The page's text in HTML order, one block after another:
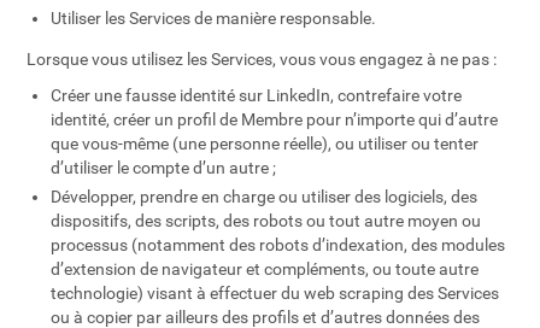
Utiliser les Services de manière responsable.
Lorsque vous utilisez les Services, vous vous engagez à ne pas :
Créer une fausse identité sur LinkedIn, contrefaire votre
identité, créer un profil de Membre pour n’importe qui d’autre
que vous-même (une personne réelle), ou utiliser ou tenter
d’utiliser le compte d’un autre ;
Développer, prendre en charge ou utiliser des logiciels, des
dispositifs, des scripts, des robots ou tout autre moyen ou
processus (notamment des robots d’indexation, des modules
d’extension de navigateur et compléments, ou toute autre
technologie) visant à effectuer du web scraping des Services
ou à copier par ailleurs des profils et d’autres données des